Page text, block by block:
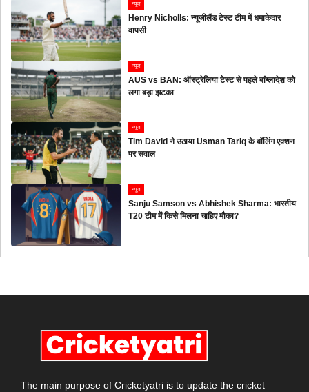
न्यूज
Henry Nicholls: न्यूजीलैंड टेस्ट टीम में धमाकेदार
वापसी
न्यूज
AUS vs BAN: ऑस्ट्रेलिया टेस्ट से पहले बांग्लादेश को
लगा बड़ा झटका
न्यूज
Tim David ने उठाया Usman Tariq के बॉलिंग एक्शन
पर सवाल
न्यूज
Sanju Samson vs Abhishek Sharma: भारतीय
T20 टीम में किसे मिलना चाहिए मौका?
The main purpose of Cricketyatri is to update the cricket